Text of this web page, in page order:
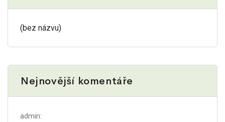
(bez názvu)
Nejnovější komentáře
admin: